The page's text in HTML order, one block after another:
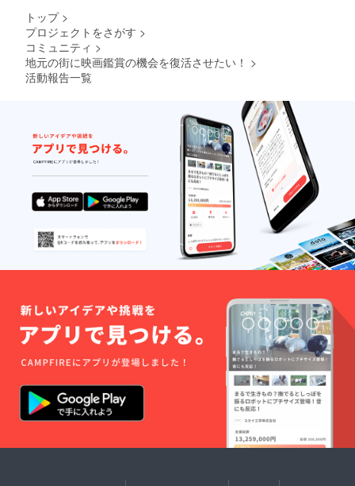
トップ >
プロジェクトをさがす >
コミュニティ >
地元の街に映画鑑賞の機会を復活させたい！ >
活動報告一覧